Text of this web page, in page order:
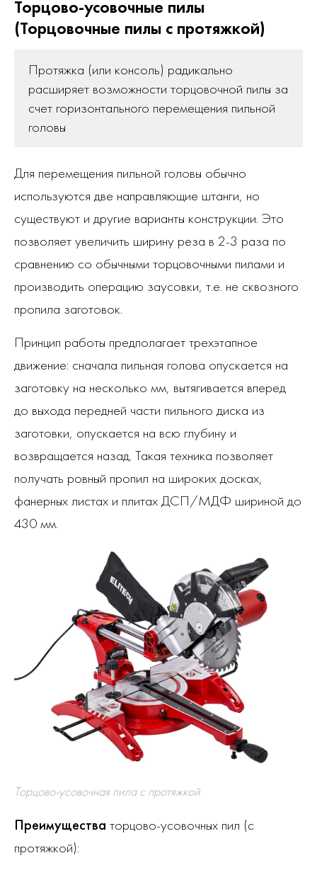
Торцово-усовочные пилы
(Торцовочные пилы с протяжкой)
Протяжка (или консоль) радикально
расширяет возможности торцовочной пилы за
счет горизонтального перемещения пильной
головы
Для перемещения пильной головы обычно
используются две направляющие штанги, но
существуют и другие варианты конструкции. Это
позволяет увеличить ширину реза в 2-3 раза по
сравнению со обычными торцовочными пилами и
производить операцию заусовки, т.е. не сквозного
пропила заготовок.
Принцип работы предполагает трехэтапное
движение: сначала пильная голова опускается на
заготовку на несколько мм, вытягивается вперед
до выхода передней части пильного диска из
заготовки, опускается на всю глубину и
возвращается назад. Такая техника позволяет
получать ровный пропил на широких досках,
фанерных листах и плитах ДСП/МДФ шириной до
430 мм.
Торцово-усовочная пила с протяжкой
Преимущества торцово-усовочных пил (с
протяжкой):